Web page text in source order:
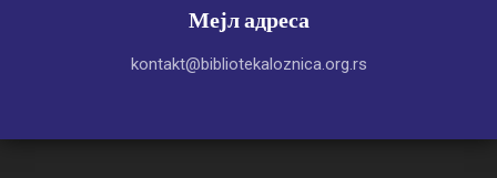
Мејл адреса
kontakt@bibliotekaloznica.org.rs